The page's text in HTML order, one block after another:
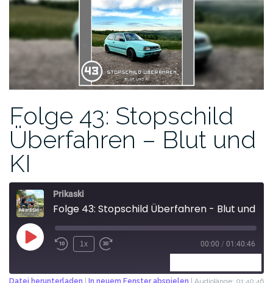
Folge 43: Stopschild
Überfahren – Blut und
KI
Prikaski
1x 00:00 / 01:40:46